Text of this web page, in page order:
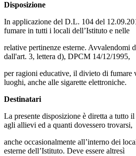
Disposizione
In applicazione del D.L. 104 del
fumare in tutti i locali dell’Istituto e nelle
relative pertinenze esterne. Avvalendomi
dall'art. 3, lettera d), DPCM 14/12/1995,
per ragioni educative, il divieto di fumare
luoghi, anche alle sigarette elettroniche.
Destinatari
La presente disposizione è diretta a tutto
agli allievi ed a quanti dovessero trovarsi,
anche occasionalmente all’interno dei
esterne dell’Istituto. Deve essere altresì